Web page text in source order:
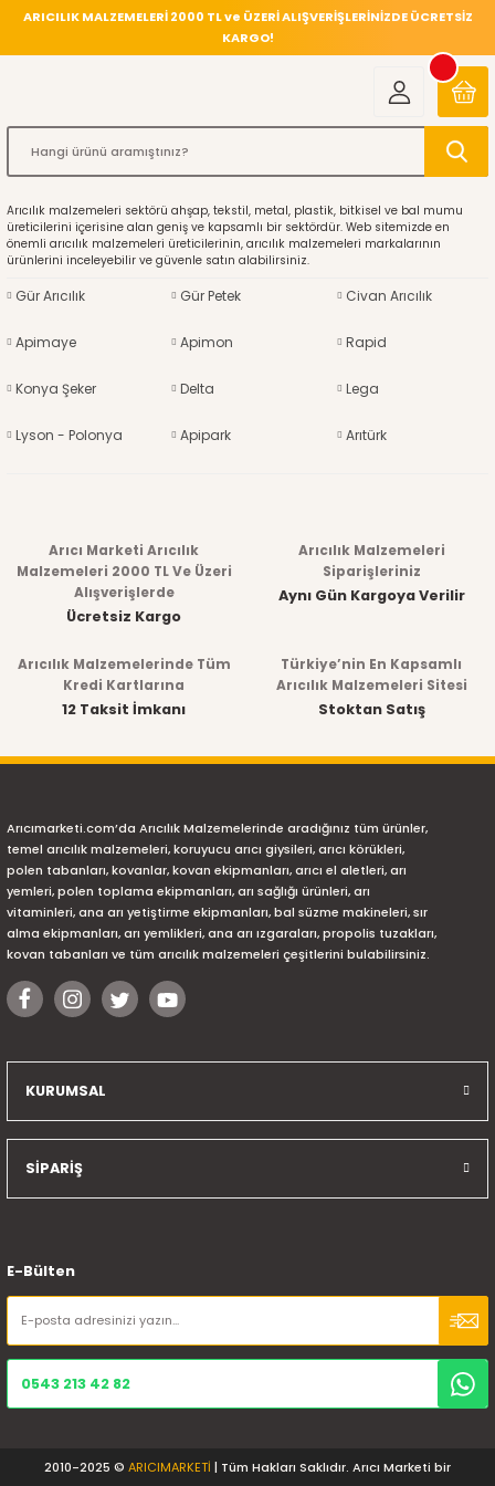
ARICILIK MALZEMELERİ 2000 TL ve ÜZERİ ALIŞVERİŞLERİNİZDE ÜCRETSİZ
KARGO!
Arıcılık malzemeleri sektörü ahşap, tekstil, metal, plastik, bitkisel ve bal mumu
üreticilerini içerisine alan geniş ve kapsamlı bir sektördür. Web sitemizde en
önemli arıcılık malzemeleri üreticilerinin, arıcılık malzemeleri markalarının
ürünlerini inceleyebilir ve güvenle satın alabilirsiniz.
Gür Arıcılık Gür Petek Civan Arıcılık
Apimaye Apimon Rapid
Konya Şeker Delta Lega
Lyson - Polonya Apipark Arıtürk
Arıcı Marketi Arıcılık
Malzemeleri 2000 TL Ve Üzeri
Alışverişlerde
Ücretsiz Kargo
Arıcılık Malzemeleri
Siparişleriniz
Aynı Gün Kargoya Verilir
Arıcılık Malzemelerinde Tüm
Kredi Kartlarına
12 Taksit İmkanı
Türkiye’nin En Kapsamlı
Arıcılık Malzemeleri Sitesi
Stoktan Satış
Arıcımarketi.com’da Arıcılık Malzemelerinde aradığınız tüm ürünler,
temel arıcılık malzemeleri, koruyucu arıcı giysileri, arıcı körükleri,
polen tabanları, kovanlar, kovan ekipmanları, arıcı el aletleri, arı
yemleri, polen toplama ekipmanları, arı sağlığı ürünleri, arı
vitaminleri, ana arı yetiştirme ekipmanları, bal süzme makineleri, sır
alma ekipmanları, arı yemlikleri, ana arı ızgaraları, propolis tuzakları,
kovan tabanları ve tüm arıcılık malzemeleri çeşitlerini bulabilirsiniz.
KURUMSAL
SİPARİŞ
E-Bülten
0543 213 42 82
2010-2025 © ARICIMARKETİ | Tüm Hakları Saklıdır. Arıcı Marketi bir